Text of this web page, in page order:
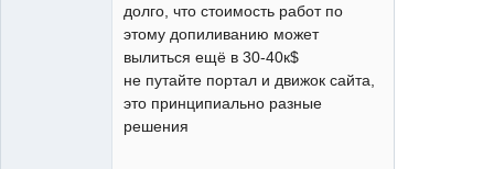
долго, что стоимость работ по
этому допиливанию может
вылиться ещё в 30-40к$
не путайте портал и движок сайта,
это принципиально разные
решения